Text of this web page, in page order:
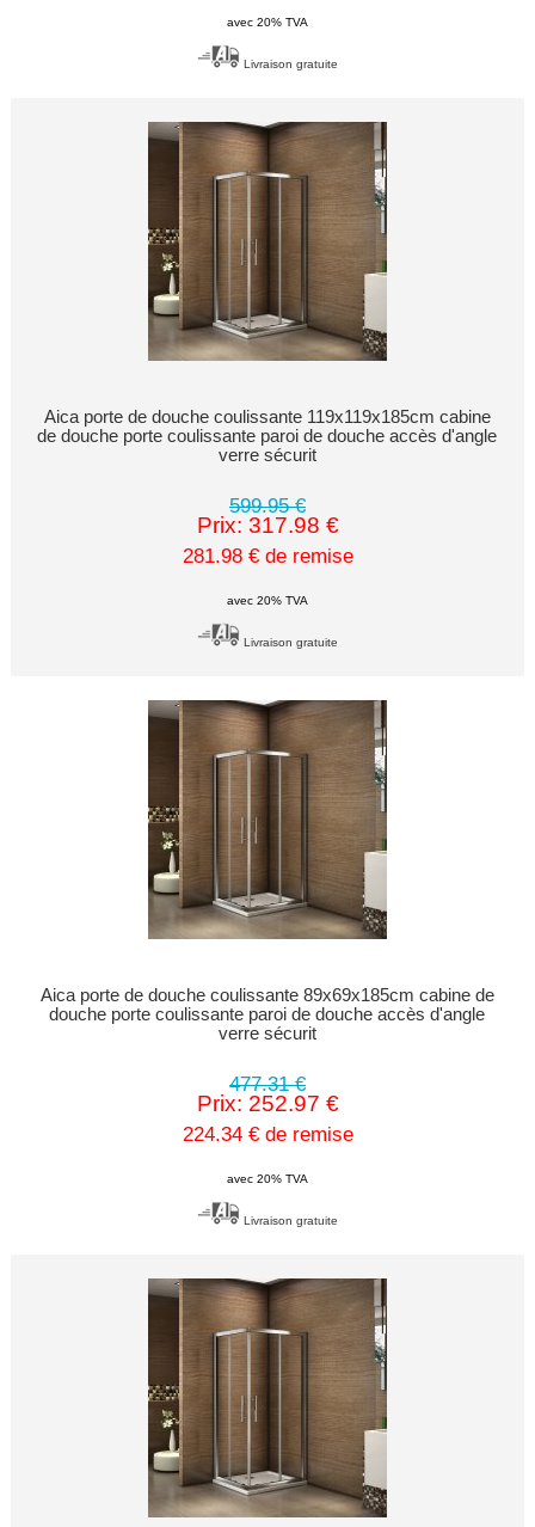
avec 20% TVA
Livraison gratuite
Aica porte de douche coulissante 119x119x185cm cabine
de douche porte coulissante paroi de douche accès d'angle
verre sécurit
599.95 €
Prix: 317.98 €
281.98 € de remise
avec 20% TVA
Livraison gratuite
Aica porte de douche coulissante 89x69x185cm cabine de
douche porte coulissante paroi de douche accès d'angle
verre sécurit
477.31 €
Prix: 252.97 €
224.34 € de remise
avec 20% TVA
Livraison gratuite